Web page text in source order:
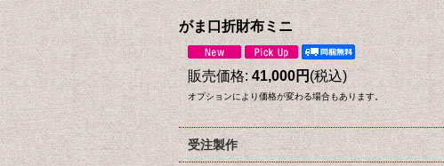
がま口折財布ミニ
販売価格: 41,000円(税込)
オプションにより価格が変わる場合もあります。
受注製作